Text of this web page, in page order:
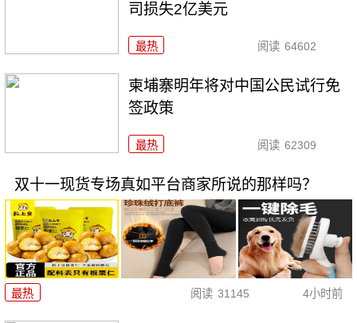
司损失2亿美元
最热 阅读 64602
柬埔寨明年将对中国公民试行免
签政策
最热 阅读 62309
双十一现货专场真如平台商家所说的那样吗？
最热 阅读 31145 4小时前